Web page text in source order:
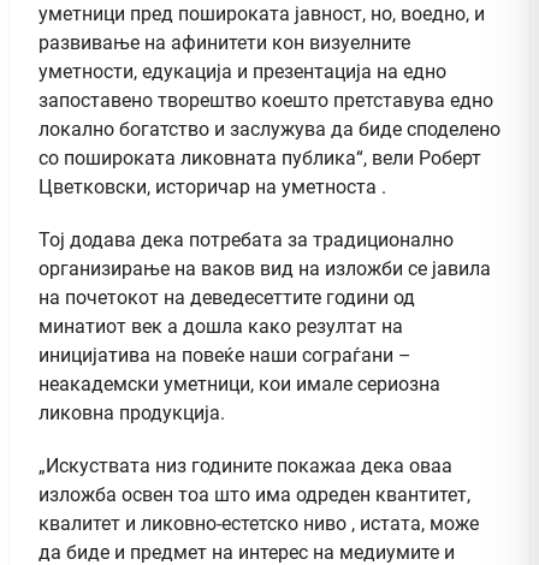
уметници пред пошироката јавност, но, воедно, и
развивање на афинитети кон визуелните
уметности, едукација и презентација на едно
запоставено творештво коешто претставува едно
локално богатство и заслужува да биде споделено
со пошироката ликовната публика“, вели Роберт
Цветковски, историчар на уметноста .
Тој додава дека потребата за традиционално
организирање на ваков вид на изложби се јавила
на почетокот на деведесеттите години од
минатиот век а дошла како резултат на
иницијатива на повеќе наши сограѓани –
неакадемски уметници, кои имале сериозна
ликовна продукција.
„Искуствата низ годините покажаа дека оваа
изложба освен тоа што има одреден квантитет,
квалитет и ликовно-естетско ниво , истата, може
да биде и предмет на интерес на медиумите и